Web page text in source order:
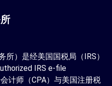
所）是经美国国税局（IRS）
IRS e-file
计师（CPA）与美国注册税